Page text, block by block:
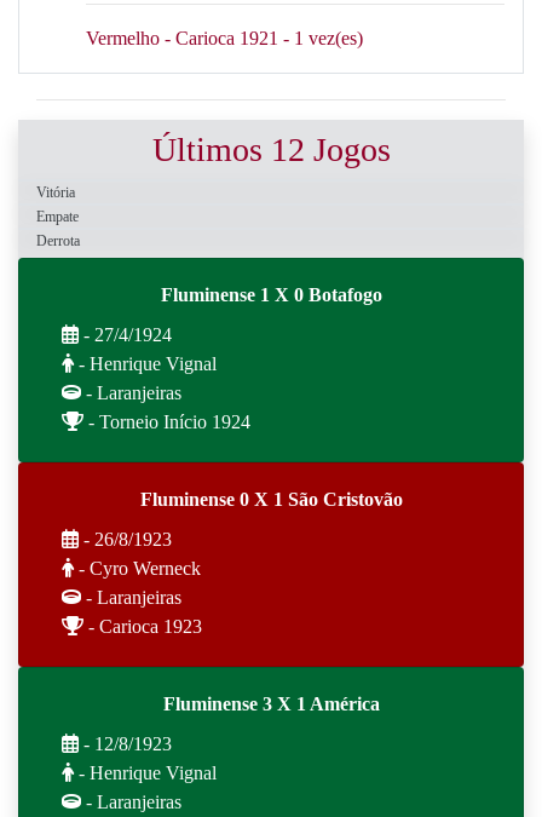
Vermelho - Carioca 1921 - 1 vez(es)
Últimos 12 Jogos
Vitória
Empate
Derrota
Fluminense 1 X 0 Botafogo
- 27/4/1924
- Henrique Vignal
- Laranjeiras
- Torneio Início 1924
Fluminense 0 X 1 São Cristovão
- 26/8/1923
- Cyro Werneck
- Laranjeiras
- Carioca 1923
Fluminense 3 X 1 América
- 12/8/1923
- Henrique Vignal
- Laranjeiras